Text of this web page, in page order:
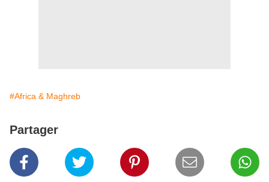
#Africa & Maghreb
Partager